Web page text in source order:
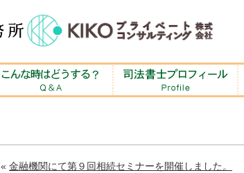
« 金融機関にて第９回相続セミナーを開催しました。